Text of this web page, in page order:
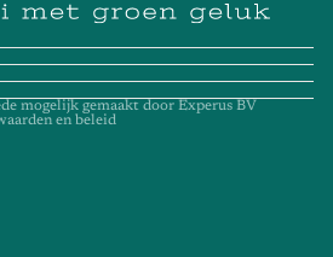
mogelijk gemaakt door Experus BV
en beleid